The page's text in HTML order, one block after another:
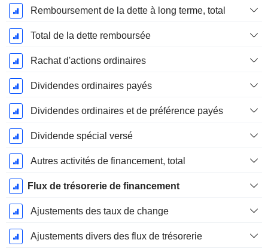
Remboursement de la dette à long terme, total
Total de la dette remboursée
Rachat d'actions ordinaires
Dividendes ordinaires payés
Dividendes ordinaires et de préférence payés
Dividende spécial versé
Autres activités de financement, total
Flux de trésorerie de financement
Ajustements des taux de change
Ajustements divers des flux de trésorerie